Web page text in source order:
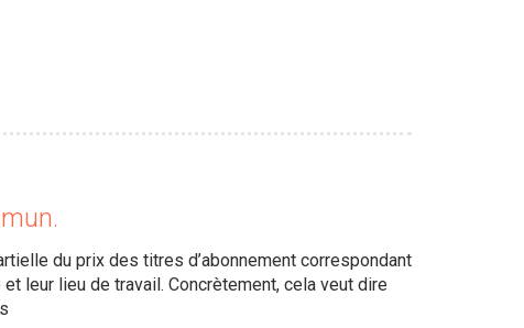
du prix des titres d’abonnement correspondant
leur lieu de travail. Concrètement, cela veut dire